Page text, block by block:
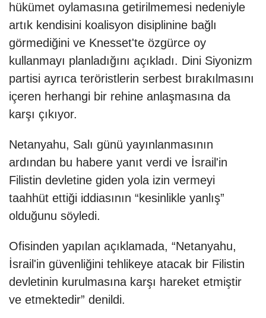
hükümet oylamasına getirilmemesi nedeniyle
artık kendisini koalisyon disiplinine bağlı
görmediğini ve Knesset'te özgürce oy
kullanmayı planladığını açıkladı. Dini Siyonizm
partisi ayrıca teröristlerin serbest bırakılmasını
içeren herhangi bir rehine anlaşmasına da
karşı çıkıyor.
Netanyahu, Salı günü yayınlanmasının
ardından bu habere yanıt verdi ve İsrail'in
Filistin devletine giden yola izin vermeyi
taahhüt ettiği iddiasının “kesinlikle yanlış”
olduğunu söyledi.
Ofisinden yapılan açıklamada, “Netanyahu,
İsrail'in güvenliğini tehlikeye atacak bir Filistin
devletinin kurulmasına karşı hareket etmiştir
ve etmektedir” denildi.